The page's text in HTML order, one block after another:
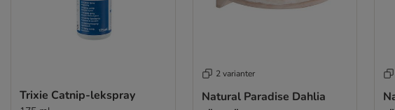
Trixie Catnip-lekspray
2 varianter
Natural Paradise Dahlia